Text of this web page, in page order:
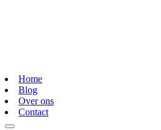
Home
Blog
Over ons
Contact